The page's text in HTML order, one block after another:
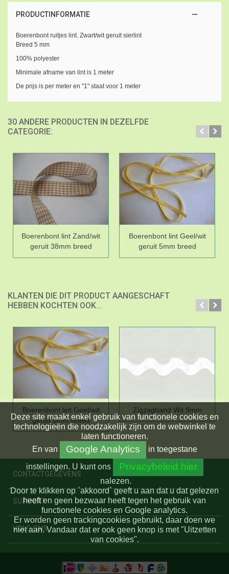
PRODUCTINFORMATIE
Boerenbont ruitjes lint. Zwart/wit geruit sierlint
Breed 5 mm
100% polyester
Minimale afname van lint is 1 meter
De prijs is per meter en "1" staat voor 1 meter
30 ANDERE PRODUCTEN IN DEZELFDE
CATEGORIE:
Boerenbont lint Zand/wit
geruit 38mm breed
Boerenbont lint Geel/wit
geruit 5mm breed
KLANTEN DIE DIT PRODUCT AANGESCHAFT
HEBBEN KOCHTEN OOK...
Boerenbont lint Geel/wit
geruit 5mm breed
Zigzagband Wit 9mm
CONTACTGEGEVENS
SUPPORT
VOLG ONS
Deze site maakt enkel gebruik van functionele cookies en
technologieën die noodzakelijk zijn om de webwinkel te
laten functioneren.
En van Google Analytics
in toegestane
instellingen. U kunt ons Privacybeleid hier
nalezen.
Door te klikken op `akkoord` geeft u aan dat u dat gelezen
heeft en geen bezwaar heeft tegen het gebruik van
functionele cookies en Google analytics.
Er worden geen trackingcookies gebruikt, daar doen we
niet aan. Vandaar dat er ook geen knop is met "Uitzetten
van cookies".